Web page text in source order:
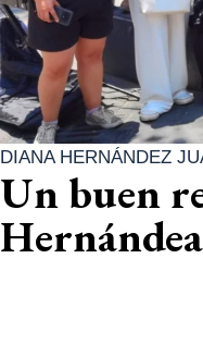
DIANA HERNÁNDEZ
Un buen